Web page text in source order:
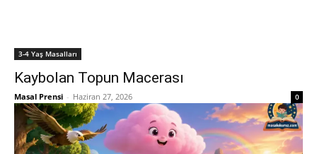
3-4 Yaş Masalları
Kaybolan Topun Macerası
Masal Prensi - Haziran 27, 2026 0